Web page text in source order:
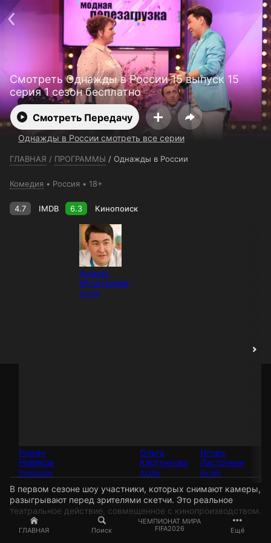
ГЛАВНАЯ Поиск
ЧЕМПИОНАТ МИРА
FIFA2026
Ещё
Смотреть Однажды в России 15 выпуск 15
серия 1 сезон бесплатно
Смотреть Передачу
Однажды в России смотреть все серии
ГЛАВНАЯ / ПРОГРАММЫ / Однажды в России
Комедия Россия 18+
4.7 IMDB 6.3 Кинопоиск
Роман
Новиков
Режиссёр
Азамат
Мусагалиев
Актёр
Ольга
Картункова
Актёр
Игорь
Ласточкин
Актёр
В первом сезоне шоу участники, которых снимают камеры,
разыгрывают перед зрителями скетчи. Это реальное
театральное действие, совмещенное с кинопроизводством.
Телефон поддержки: +7 (727) 323 10 92
Пользовательское соглашение
Политика конфиденциальности
Открыть приложение
Ввести промокод